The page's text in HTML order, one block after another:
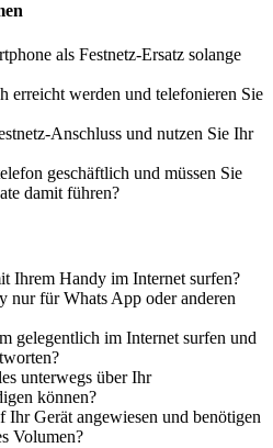
als Festnetz-Ersatz solange
erreicht werden und telefonieren Sie
Anschluss und nutzen Sie Ihr
geschäftlich und müssen Sie
damit führen?
Ihrem Handy im Internet surfen?
nur für Whats App oder anderen
gelegentlich im Internet surfen und
unterwegs über Ihr
können?
Ihr Gerät angewiesen und benötigen
Volumen?